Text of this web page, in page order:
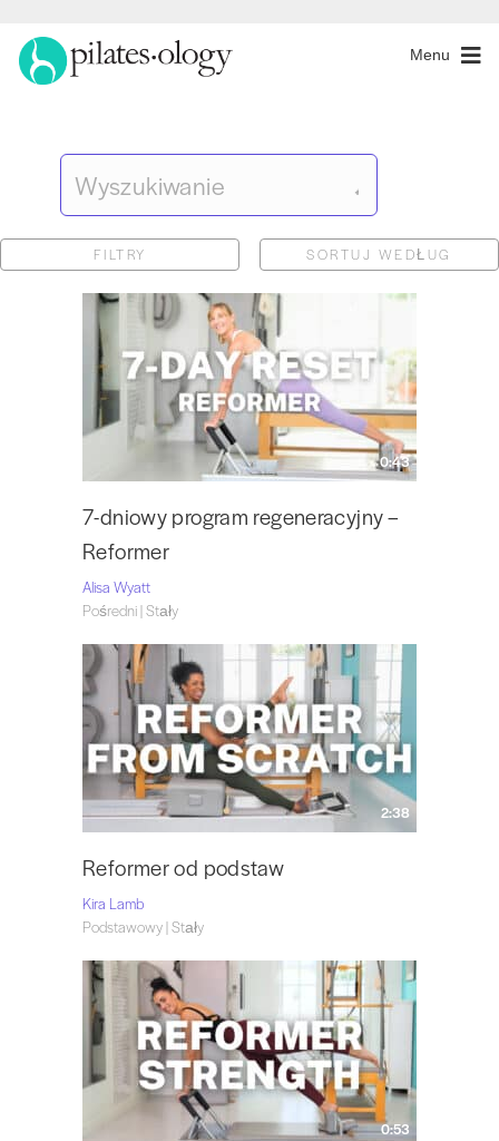
Menu
FILTRY SORTUJ WEDŁUG
0:43
7-dniowy program regeneracyjny –
Reformer
Alisa Wyatt
Pośredni | Stały
2:38
Reformer od podstaw
Kira Lamb
Podstawowy | Stały
0:53